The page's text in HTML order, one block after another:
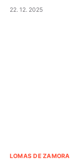
22. 12. 2025
LOMAS DE ZAMORA